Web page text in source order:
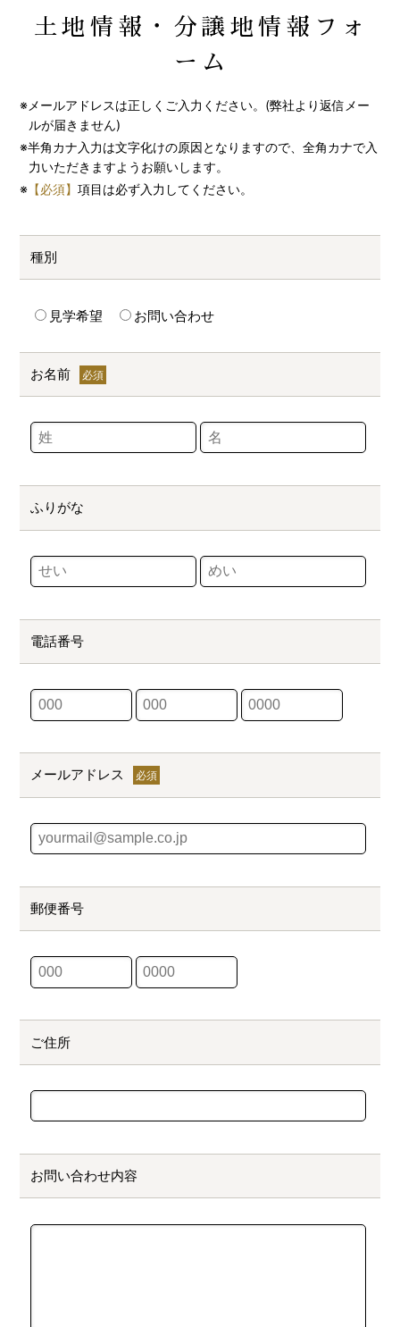
土地情報・分譲地情報フォ
ーム
※メールアドレスは正しくご入力ください。(弊社より返信メー
ルが届きません)
※半角カナ入力は文字化けの原因となりますので、全角カナで入
力いただきますようお願いします。
※【必須】 項目は必ず入力してください。
種別
見学希望 お問い合わせ
お名前
ふりがな
電話番号
メールアドレス
郵便番号
ご住所
お問い合わせ内容